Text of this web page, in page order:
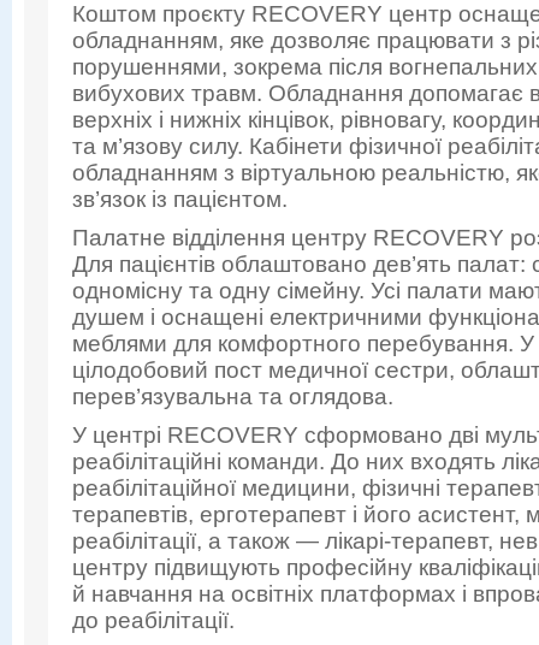
Коштом проєкту RECOVERY центр
обладнанням, яке дозволяє працювати з
порушеннями, зокрема після
вибухових травм. Обладнання допомагає
верхніх і нижніх кінцівок, рівновагу,
та м’язову силу. Кабінети фізичної
обладнанням з віртуальною реальністю,
зв’язок із пацієнтом.
Палатне відділення центру RECOVERY
Для пацієнтів облаштовано дев’ять палат:
одномісну та одну сімейну. Усі палати
душем і оснащені електричними
меблями для комфортного перебування. У
цілодобовий пост медичної сестри,
перев’язувальна та оглядова.
У центрі RECOVERY сформовано дві
реабілітаційні команди. До них входять
реабілітаційної медицини, фізичні
терапевтів, ерготерапевт і його асистент,
реабілітації, а також — лікарі-терапевт,
центру підвищують професійну
й навчання на освітніх платформах і
до реабілітації.